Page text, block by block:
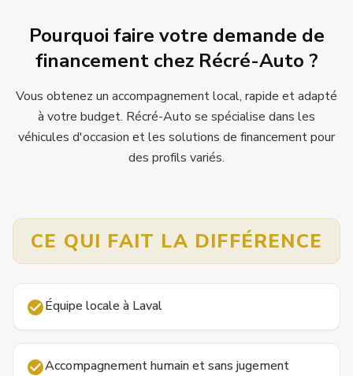
Pourquoi faire votre demande de
financement chez Récré-Auto ?
Vous obtenez un accompagnement local, rapide et adapté
à votre budget. Récré-Auto se spécialise dans les
véhicules d'occasion et les solutions de financement pour
des profils variés.
CE QUI FAIT LA DIFFÉRENCE
Équipe locale à Laval
Accompagnement humain et sans jugement